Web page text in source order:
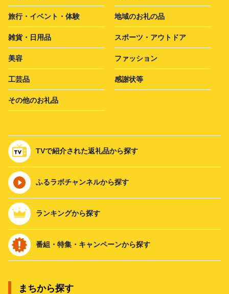
旅行・イベント・体験 地域のお礼の品
雑貨・日用品 スポーツ・アウトドア
美容 ファッション
工芸品 感謝状等
その他のお礼品
TVで紹介された返礼品から探す
ふるラボチャンネルから探す
ランキングから探す
番組・特集・キャンペーンから探す
まちから探す